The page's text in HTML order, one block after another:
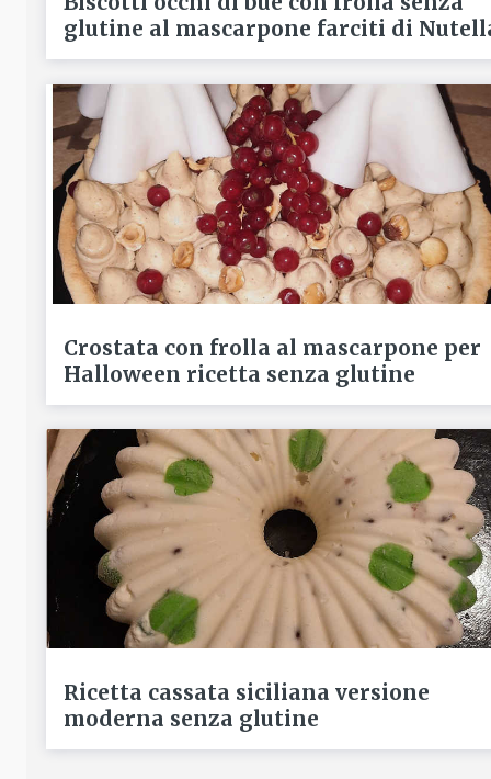
glutine al mascarpone farciti di
Crostata con frolla al mascarpone per
Halloween ricetta senza glutine
Ricetta cassata siciliana versione
moderna senza glutine